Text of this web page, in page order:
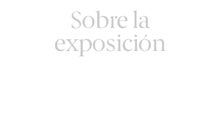
Sobre la
exposición